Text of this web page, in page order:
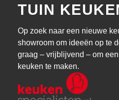
TUIN
Op zoek naar een nieuwe
showroom om ideeën op te
graag – vrijblijvend – om
keuken te maken.